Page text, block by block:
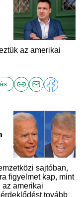
az amerikai
sajtóban,
figyelmet kap, mint
az amerikai
tovább